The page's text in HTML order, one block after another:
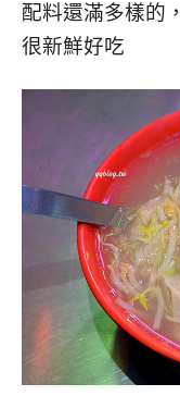
配料還滿多樣的
很新鮮好吃